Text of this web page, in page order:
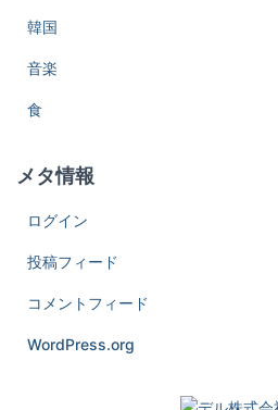
韓国
音楽
食
メタ情報
ログイン
投稿フィード
コメントフィード
WordPress.org